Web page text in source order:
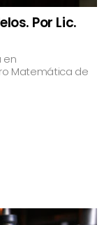
Por Lic.
en
Matemática de